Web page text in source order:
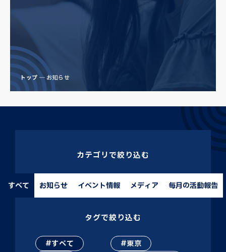
トップ お知らせ
カテゴリで絞り込む
すべて お知らせ イベント情報 メディア 毎月の活動報告
タグで絞り込む
すべて
東京